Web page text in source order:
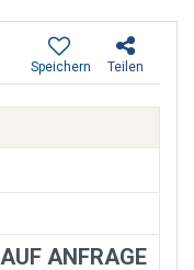
Teilen
Speichern
AUF ANFRAGE